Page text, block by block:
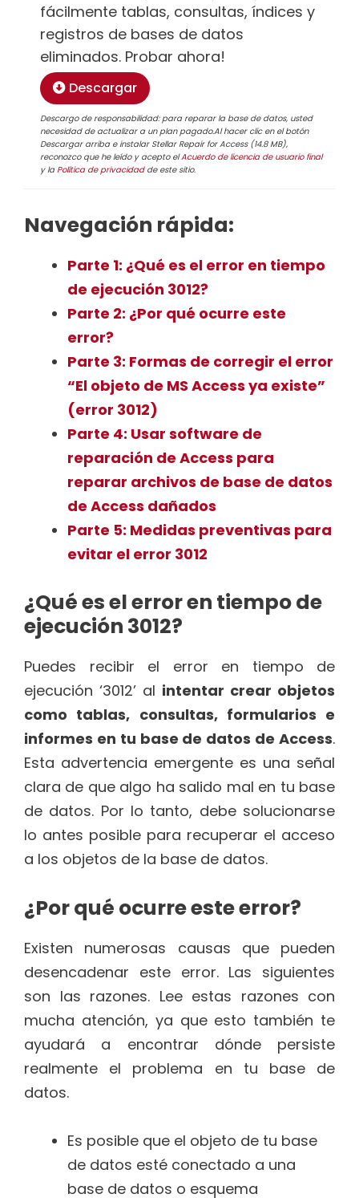
fácilmente tablas, consultas, índices y
registros de bases de datos
eliminados. Probar ahora!
Descargar
Descargo de responsabilidad: para reparar la base de datos, usted
necesidad de actualizar a un plan pagado.Al hacer clic en el botón
Descargar arriba e instalar Stellar Repair for Access (14.8 MB),
reconozco que he leído y acepto elAcuerdo de licencia de usuario final
y laPolítica de privacidadde este sitio.
Navegación rápida:
Parte 1: ¿Qué es el error en tiempo
de ejecución 3012?
Parte 2: ¿Por qué ocurre este
error?
Parte 3: Formas de corregir el error
“El objeto de MS Access ya existe”
(error 3012)
Parte 4: Usar software de
reparación de Access para
reparar archivos de base de datos
de Access dañados
Parte 5: Medidas preventivas para
evitar el error 3012
¿Qué es el error en tiempo de
ejecución 3012?
Puedes recibir el error en tiempo de
ejecución ‘3012’ al intentar crear objetos
como tablas, consultas, formularios e
informes en tu base de datos de Access.
Esta advertencia emergente es una señal
clara de que algo ha salido mal en tu base
de datos. Por lo tanto, debe solucionarse
lo antes posible para recuperar el acceso
a los objetos de la base de datos.
¿Por qué ocurre este error?
Existen numerosas causas que pueden
desencadenar este error. Las siguientes
son las razones. Lee estas razones con
mucha atención, ya que esto también te
ayudará a encontrar dónde persiste
realmente el problema en tu base de
datos.
Es posible que el objeto de tu base
de datos esté conectado a una
base de datos o esquema